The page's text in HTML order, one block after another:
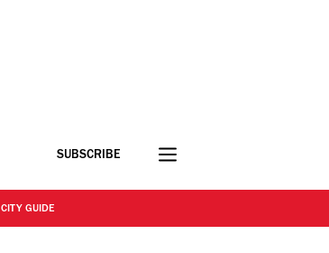
SUBSCRIBE
CITY GUIDE